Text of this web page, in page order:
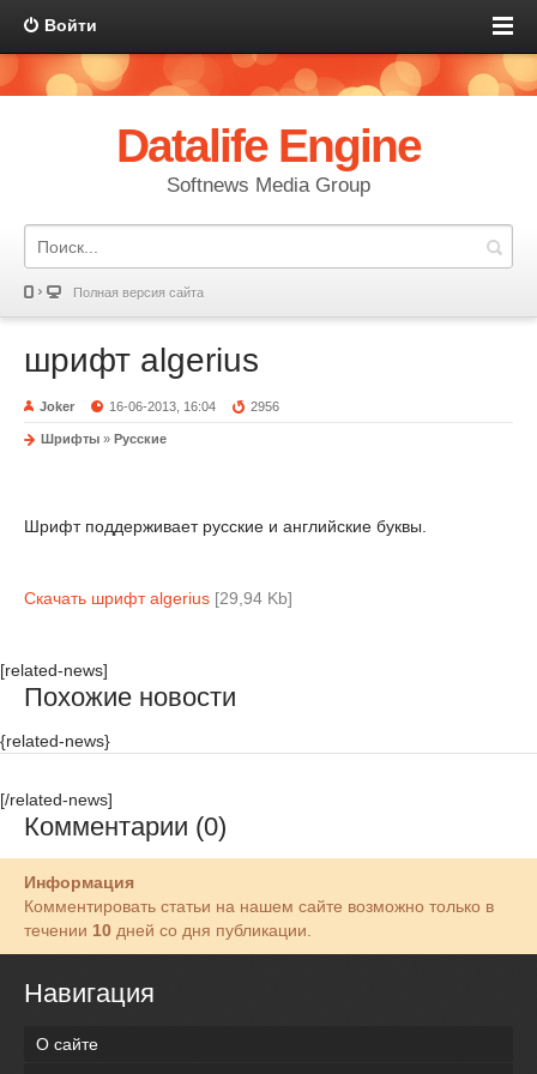
Войти
Datalife Engine
Softnews Media Group
Полная версия сайта
шрифт algerius
Joker 16-06-2013, 16:04 2956
Шрифты » Русские
Шрифт поддерживает русские и английские буквы.
Скачать шрифт algerius [29,94 Kb]
[related-news]
Похожие новости
{related-news}
[/related-news]
Комментарии (0)
Информация
Комментировать статьи на нашем сайте возможно только в
течении 10 дней со дня публикации.
Навигация
О сайте